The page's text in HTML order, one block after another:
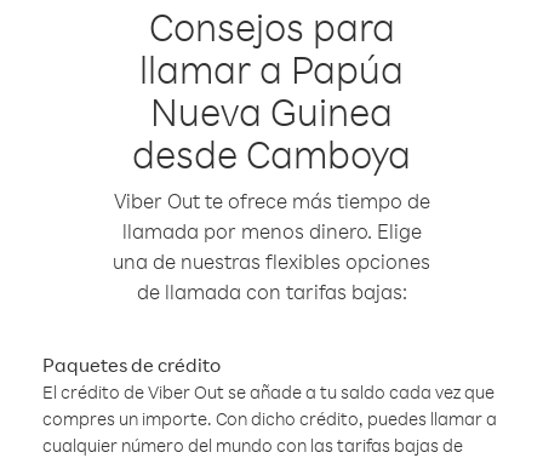
Consejos para
llamar a Papúa
Nueva Guinea
desde Camboya
Viber Out te ofrece más tiempo de
llamada por menos dinero. Elige
una de nuestras flexibles opciones
de llamada con tarifas bajas:
Paquetes de crédito
El crédito de Viber Out se añade a tu saldo cada vez que
compres un importe. Con dicho crédito, puedes llamar a
cualquier número del mundo con las tarifas bajas de